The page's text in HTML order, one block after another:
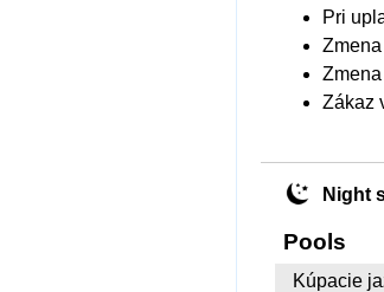
Pri
Zákaz
Night
Pools
Kúpacie